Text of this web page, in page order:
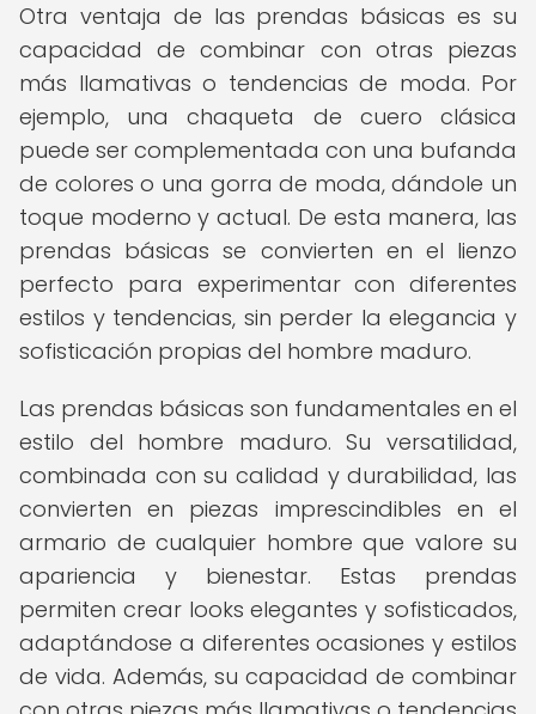
Otra ventaja de las prendas básicas es su
capacidad de combinar con otras piezas
más llamativas o tendencias de moda. Por
ejemplo, una chaqueta de cuero clásica
puede ser complementada con una bufanda
de colores o una gorra de moda, dándole un
toque moderno y actual. De esta manera, las
prendas básicas se convierten en el lienzo
perfecto para experimentar con diferentes
estilos y tendencias, sin perder la elegancia y
sofisticación propias del hombre maduro.
Las prendas básicas son fundamentales en el
estilo del hombre maduro. Su versatilidad,
combinada con su calidad y durabilidad, las
convierten en piezas imprescindibles en el
armario de cualquier hombre que valore su
apariencia y bienestar. Estas prendas
permiten crear looks elegantes y sofisticados,
adaptándose a diferentes ocasiones y estilos
de vida. Además, su capacidad de combinar